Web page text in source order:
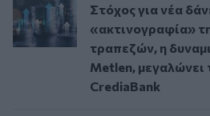
Στόχος για νέα
«ακτινογραφία»
τραπεζών, η
Metlen, μεγαλώνει
CrediaBank